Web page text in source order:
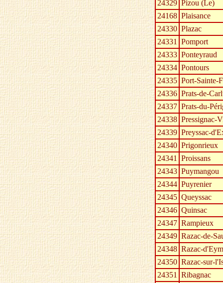
24329 Pizou (Le)
24168 Plaisance
24330 Plazac
24331 Pomport
24333 Ponteyraud
24334 Pontours
24335 Port-Sainte-
24336 Prats-de-
24337 Prats-du-
24338 Pressignac-
24339 Preyssac-
24340 Prigonrieux
24341 Proissans
24343 Puymangou
24344 Puyrenier
24345 Queyssac
24346 Quinsac
24347 Rampieux
24349 Razac-de-
24348 Razac-
24350 Razac-sur-
24351 Ribagnac